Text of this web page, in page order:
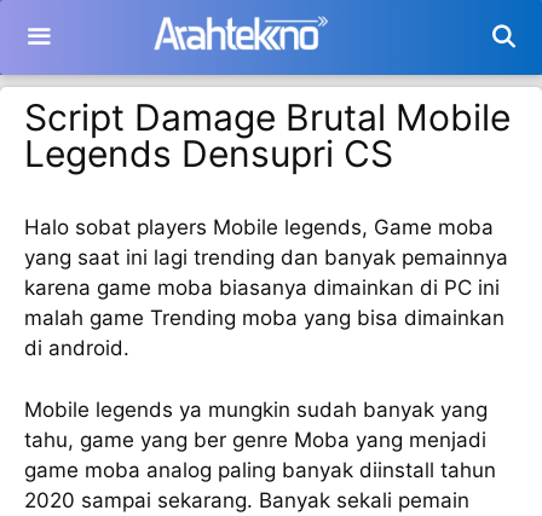
isi
Script Damage Brutal Mobile
Legends Densupri CS
Halo sobat players Mobile legends, Game moba
yang saat ini lagi trending dan banyak pemainnya
karena game moba biasanya dimainkan di PC ini
malah game Trending moba yang bisa dimainkan
di android.
Mobile legends ya mungkin sudah banyak yang
tahu, game yang ber genre Moba yang menjadi
game moba analog paling banyak diinstall tahun
2020 sampai sekarang. Banyak sekali pemain